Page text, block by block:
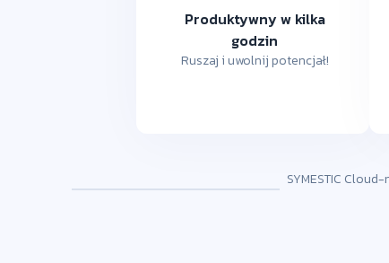
Produktywny w kilka
godzin
Ruszaj i uwolnij potencjał!
SYMESTIC